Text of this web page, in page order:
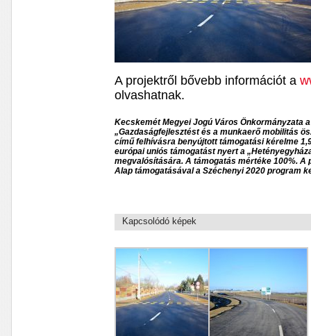
A projektről bővebb információt a
olvashatnak.
Kecskemét Megyei Jogú Város Önkormányzata
„Gazdaságfejlesztést és a munkaerő mobilitás
című felhívásra benyújtott támogatási kérelme
európai uniós támogatást nyert a
megvalósítására. A támogatás mértéke 100%. A
Alap támogatásával a Széchenyi 2020 program
Kapcsolódó képek